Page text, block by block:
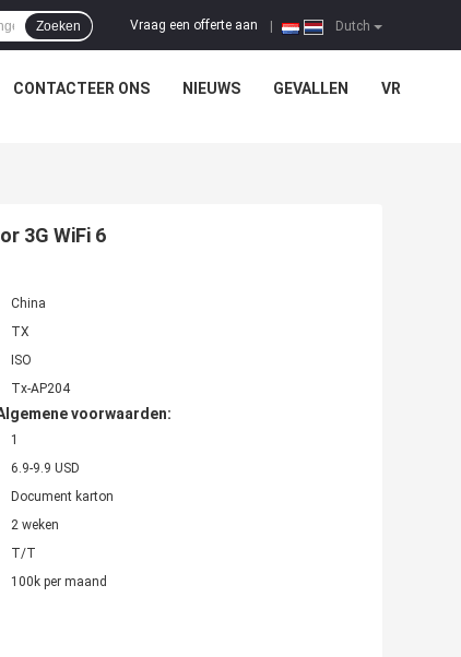
Dutch
Vraag een offerte aan
Zoeken
CONTACTEER ONS NIEUWS GEVALLEN VR
3G WiFi 6
China
TX
ISO
Tx-AP204
voorwaarden:
1
6.9-9.9 USD
Document karton
2 weken
T/T
100k per maand